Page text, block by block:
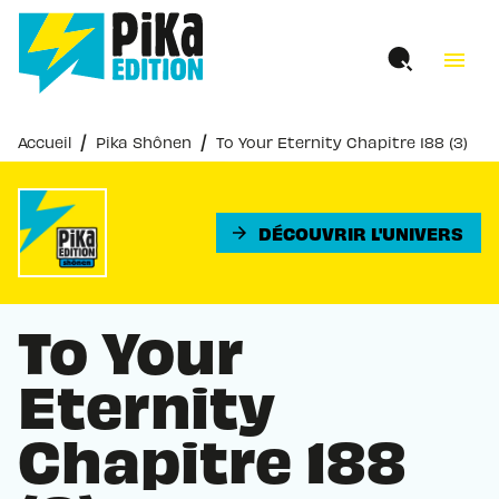
MENU RECHERCHE
PIED DE PAGE
menu
Accueil / Pika Shônen / To Your Eternity Chapitre 188 (3)
arrow_forward DÉCOUVRIR L'UNIVERS
To Your
Eternity
Chapitre 188